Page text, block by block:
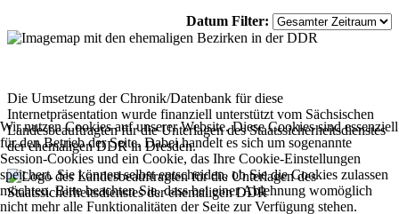
Datum Filter:
Die Umsetzung der Chronik/Datenbank für diese
Internetpräsentation wurde finanziell unterstützt vom Sächsischen
Landesbeauftragten für die Unterlagen des Staatssicherheitsdienstes
der ehemaligen DDR in Dresden.
Wir nutzen Cookies auf unserer Website. Diese Cookies sind essenziell
für den Betrieb der Seite. Dabei handelt es sich um sogenannte
Session-Cookies und ein Cookie, das Ihre Cookie-Einstellungen
speichert. Sie können selbst entscheiden, ob Sie die Cookies zulassen
möchten. Bitte beachten Sie, dass bei einer Ablehnung womöglich
nicht mehr alle Funktionalitäten der Seite zur Verfügung stehen.